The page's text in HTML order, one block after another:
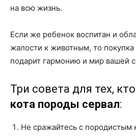
на всю жизнь.
Если же ребенок воспитан и
жалости к животным, то
подарит гармонию и мир вашей
Три совета для тех,
кота породы сервал:
Не сражайтесь с